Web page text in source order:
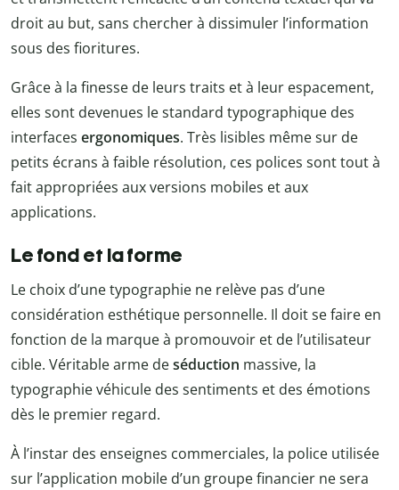
droit au but, sans chercher à dissimuler l’information
sous des fioritures.
Grâce à la finesse de leurs traits et à leur espacement,
elles sont devenues le standard typographique des
interfaces ergonomiques. Très lisibles même sur de
petits écrans à faible résolution, ces polices sont tout à
fait appropriées aux versions mobiles et aux
applications.
Le fond et la forme
Le choix d’une typographie ne relève pas d’une
considération esthétique personnelle. Il doit se faire en
fonction de la marque à promouvoir et de l’utilisateur
cible. Véritable arme deséduction massive, la
typographie véhicule des sentiments et des émotions
dès le premier regard.
À l’instar des enseignes commerciales, la police utilisée
sur l’application mobile d’un groupe financier ne sera